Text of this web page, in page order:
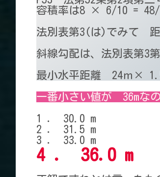
容積率は8 × 6/10 = 48/
法別表第3(は)でみて 距
斜線勾配は、法別表第3
最小水平距離 24ｍ×
一番小さい値が 36mな
1 ． 30.0 m
2 ． 31.5 m
3 ． 33.0 m
4 ． 36.0 m